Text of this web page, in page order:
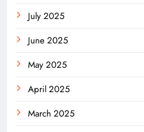
July 2025
June 2025
May 2025
April 2025
March 2025